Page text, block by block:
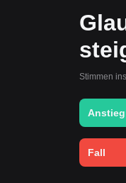
Stimmen
Anstieg
Fall